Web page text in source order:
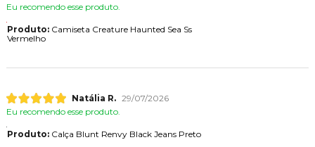
Eu recomendo esse produto.
Produto:Camiseta Creature Haunted Sea Ss
Vermelho
Natália R. 29/07/2026
Eu recomendo esse produto.
Produto:Calça Blunt Renvy Black Jeans Preto